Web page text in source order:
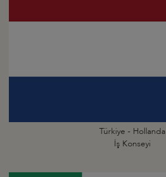
Türkiye - Hollanda
İş Konseyi